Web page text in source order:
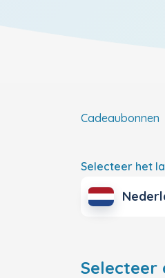
Cadeaubonnen
Selecteer het
Selecteer